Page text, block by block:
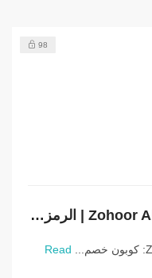
98
كوبون خصم زهور الريف Zohoor Alreef | الرمز (ZA748) لأعلى تخفيض
Read